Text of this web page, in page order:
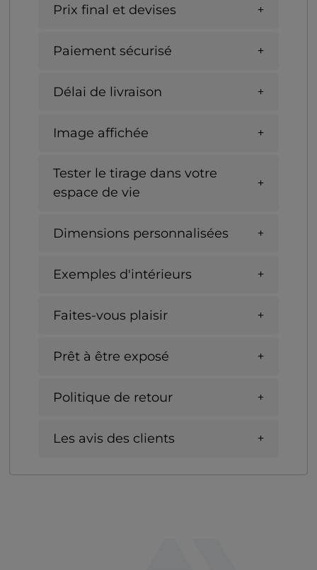
Prix final et devises
Paiement sécurisé
Délai de livraison
Image affichée
Tester le tirage dans votre
espace de vie
Dimensions personnalisées
Exemples d'intérieurs
Faites-vous plaisir
Prêt à être exposé
Politique de retour
Les avis des clients